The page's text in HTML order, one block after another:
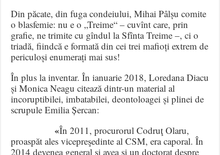
Din păcate, din fuga condeiului, Mihai Pâlșu comite
o blasfemie: nu e o „Treime“ – cuvînt care, prin
grafie, ne trimite cu gîndul la Sfînta Treime –, ci o
triadă, fiindcă e formată din cei trei mafioți extrem de
periculoși enumerați mai sus!
În plus la inventar. În ianuarie 2018, Loredana Diacu
și Monica Neagu citează dintr-un material al
incoruptibilei, imbatabilei, deontoloagei și plinei de
scrupule Emilia Șercan:
«În 2011, procurorul Codruţ Olaru,
proaspăt ales vicepreşedinte al CSM, era caporal. În
2014 devenea general şi avea şi un doctorat despre